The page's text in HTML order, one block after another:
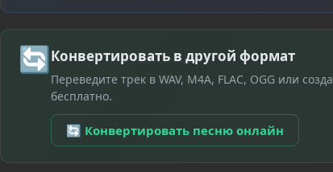
🔄Конвертировать в другой формат
Переведите трек в WAV, M4A, FLAC, OGG или
бесплатно.
🔄 Конвертировать песню онлайн